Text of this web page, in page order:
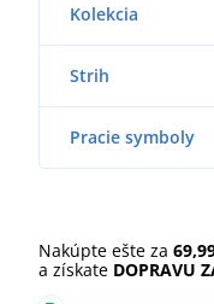
Kolekcia
Strih
Pracie symboly
Nakúpte ešte za
a získate DOPRAVU